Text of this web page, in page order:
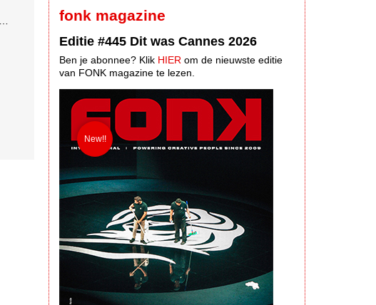
fonk magazine
Editie #445 Dit was Cannes 2026
Ben je abonnee? Klik HIER om de nieuwste editie
van FONK magazine te lezen.